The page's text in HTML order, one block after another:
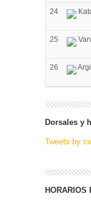
24
25
26
Dorsales y
Tweets by
HORARIOS